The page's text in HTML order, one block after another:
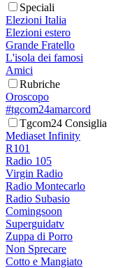
Speciali
Elezioni Italia
Elezioni estero
Grande Fratello
L'isola dei famosi
Amici
Rubriche
Oroscopo
#tgcom24amarcord
Tgcom24 Consiglia
Mediaset Infinity
R101
Radio 105
Virgin Radio
Radio Montecarlo
Radio Subasio
Comingsoon
Superguidatv
Zuppa di Porro
Non Sprecare
Cotto e Mangiato